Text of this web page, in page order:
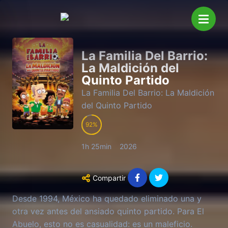
La Familia Del Barrio:
La Maldición del
Quinto Partido
La Familia Del Barrio: La Maldición
del Quinto Partido
92
1h 25min 2026
Compartir
Desde 1994, México ha quedado eliminado una y
otra vez antes del ansiado quinto partido. Para El
Abuelo, esto no es casualidad: es un maleficio.